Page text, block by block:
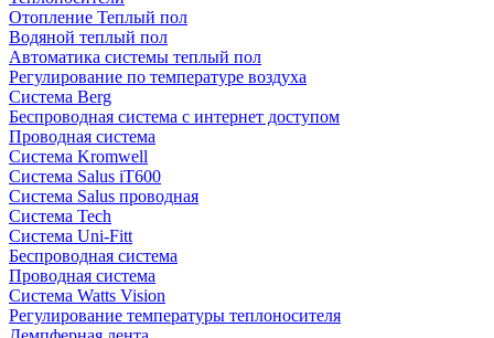
Отопление Теплый пол
Водяной теплый пол
Автоматика системы теплый пол
Регулирование по температуре воздуха
Система Berg
Беспроводная система с интернет доступом
Проводная система
Система Kromwell
Система Salus iT600
Система Salus проводная
Система Tech
Система Uni-Fitt
Беспроводная система
Проводная система
Система Watts Vision
Регулирование температуры теплоносителя